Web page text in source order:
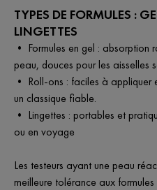
TYPES DE FORMULES :
LINGETTES
• Formules en gel : absorption
peau, douces pour les aisselles
• Roll-ons : faciles à appliquer
un classique fiable.
• Lingettes : portables et
ou en voyage
Les testeurs ayant une peau
meilleure tolérance aux